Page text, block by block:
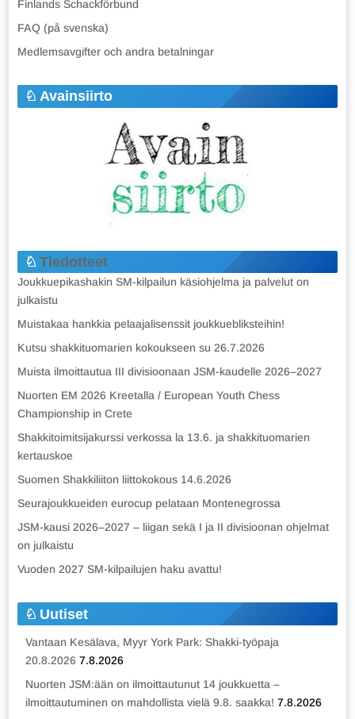
Finlands Schackförbund
FAQ (på svenska)
Medlemsavgifter och andra betalningar
Avainsiirto
Tiedotteet
Joukkuepikashakin SM-kilpailun käsiohjelma ja palvelut on
julkaistu
Muistakaa hankkia pelaajalisenssit joukkuebliksteihin!
Kutsu shakkituomarien kokoukseen su 26.7.2026
Muista ilmoittautua III divisioonaan JSM-kaudelle 2026–2027
Nuorten EM 2026 Kreetalla / European Youth Chess
Championship in Crete
Shakkitoimitsijakurssi verkossa la 13.6. ja shakkituomarien
kertauskoe
Suomen Shakkiliiton liittokokous 14.6.2026
Seurajoukkueiden eurocup pelataan Montenegrossa
JSM-kausi 2026–2027 – liigan sekä I ja II divisioonan ohjelmat
on julkaistu
Vuoden 2027 SM-kilpailujen haku avattu!
Uutiset
Vantaan Kesälava, Myyr York Park: Shakki-työpaja
20.8.2026 7.8.2026
Nuorten JSM:ään on ilmoittautunut 14 joukkuetta –
ilmoittautuminen on mahdollista vielä 9.8. saakka! 7.8.2026